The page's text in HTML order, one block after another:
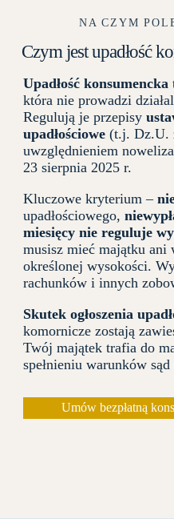
NA CZYM
Czym jest upadłość
Upadłość konsumencka
która nie prowadzi
Regulują je przepisy
upadłościowe(t.j. Dz.U.
uwzględnieniem
23 sierpnia 2025 r.
Kluczowe kryterium –
upadłościowego,
miesięcy nie reguluje
musisz mieć majątku ani
określonej wysokości.
rachunków i innych
Skutek ogłoszenia
komornicze zostają
Twój majątek trafia do
spełnieniu warunków sąd
Umów bezpłatną